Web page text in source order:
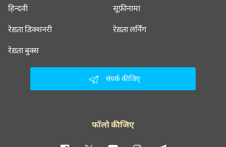
हिन्दवी सूफ़ीनामा
रेख़्ता डिक्शनरी रेख़्ता लर्निंग
रेख़्ता बुक्स
संपर्क कीजिए
फॉलो कीजिए